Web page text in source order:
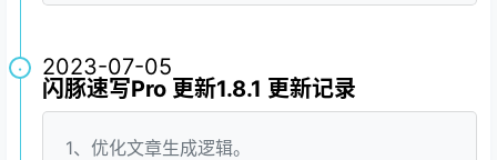
2023-07-05
·
闪豚速写Pro 更新1.8.1 更新记录
1、优化文章生成逻辑。